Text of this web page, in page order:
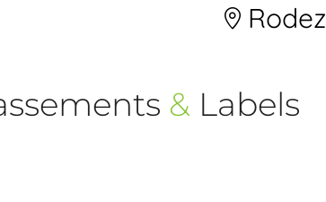
Rodez
& Labels